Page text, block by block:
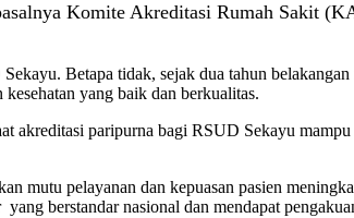
Komite Akreditasi Rumah Sakit
Betapa tidak, sejak dua tahun
yang baik dan berkualitas.
akreditasi paripurna bagi RSUD Sekayu
mutu pelayanan dan kepuasan pasien
berstandar nasional dan mendapat